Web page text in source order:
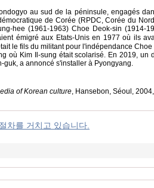
au sud de la péninsule, engagés
de Corée (RPDC, Corée du
hee (1961-1963) Choe Deok-sin (1914-
émigré aux Etats-Unis en 1977 où ils
le fils du militant pour l'indépendance
où Kim Il-sung était scolarisé. En 2019, un
a annoncé s'installer à Pyongyang.
of Korean culture , Hansebon, Séoul,
차를 거치고 있습니다.